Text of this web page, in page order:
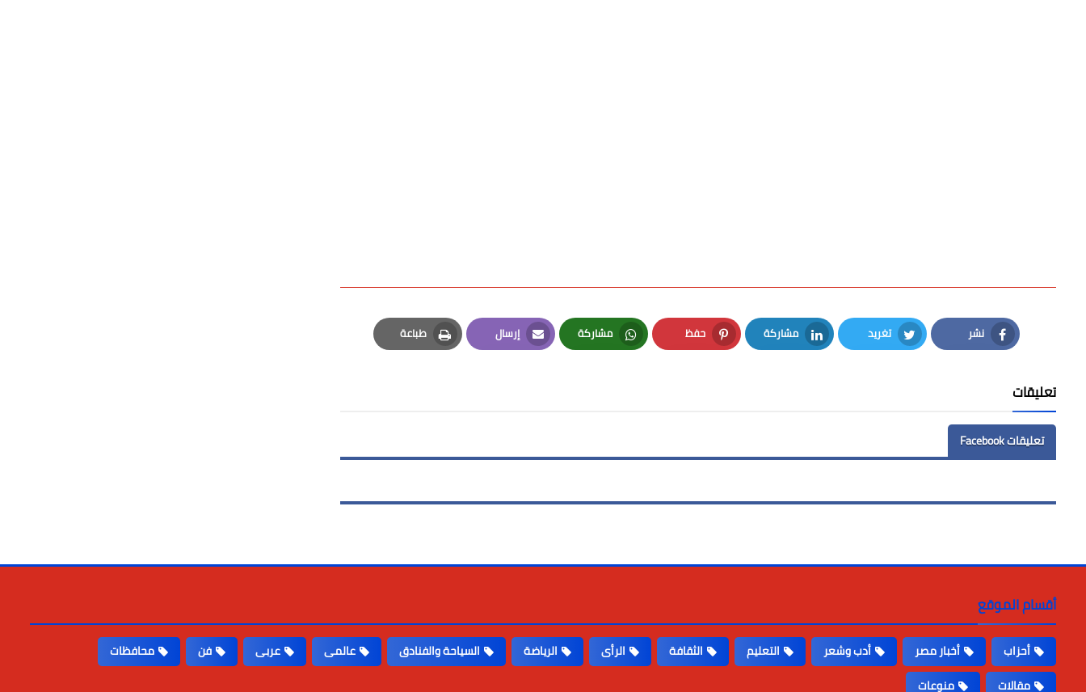
نشر
Facebook
تغريد
Twitter
مشاركة
LinkedIn
حفظ
Pinterest
مشاركة
Whatsapp
إرسال
Email
طباعة
Print
تعليقات
تعليقات Facebook
أقسام الموقع
أحزاب أخبار مصر أدب وشعر التعليم الثقافة الرأى الرياضة السياحة والفنادق عالمى عربى فن
محافظات
مقالات
منوعات